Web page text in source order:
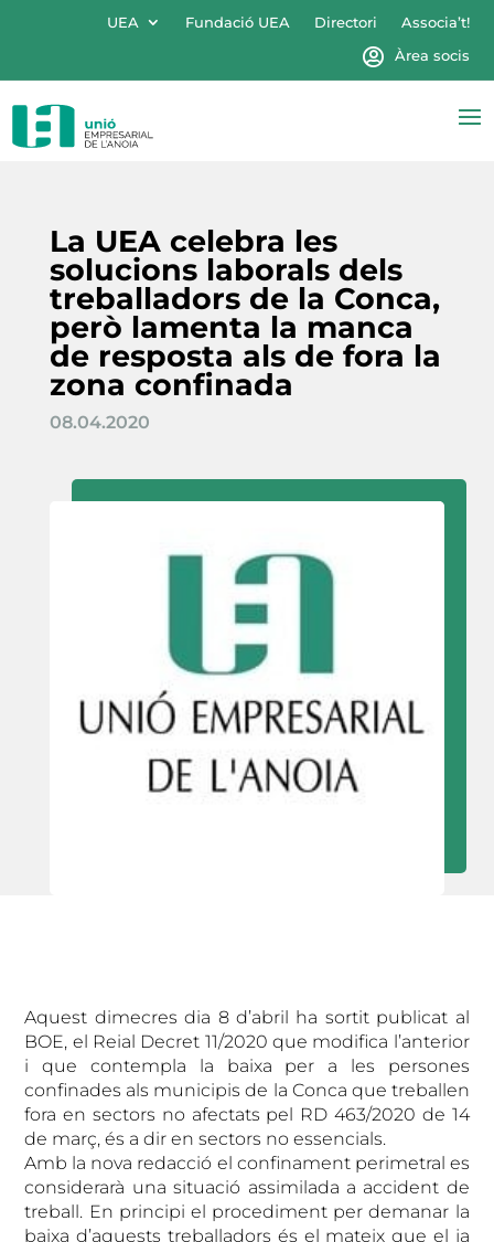
UEA Fundació UEA Directori
Associa’t!
Àrea socis
La UEA celebra les
solucions laborals dels
treballadors de la Conca,
però lamenta la manca
de resposta als de fora la
zona confinada
08.04.2020
Aquest dimecres dia 8 d’abril ha sortit publicat al
BOE, el Reial Decret 11/2020 que modifica l’anterior
i que contempla la baixa per a les persones
confinades als municipis de la Conca que treballen
fora en sectors no afectats pel RD 463/2020 de 14
de març, és a dir en sectors no essencials.
Amb la nova redacció el confinament perimetral es
considerarà una situació assimilada a accident de
treball. En principi el procediment per demanar la
baixa d’aquests treballadors és el mateix que el ja